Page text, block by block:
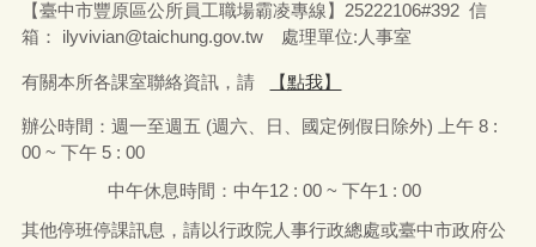
點閱次數： 104
機關位置 隱私政策
豐原區公所「政府網站資料開放宣告」